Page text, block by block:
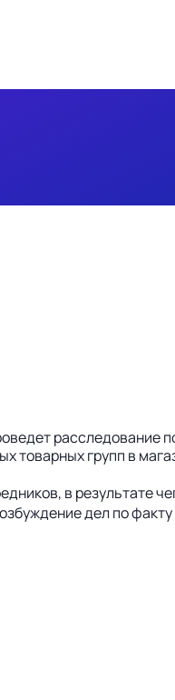
расследование
товарных групп в
в результате
дел по факту